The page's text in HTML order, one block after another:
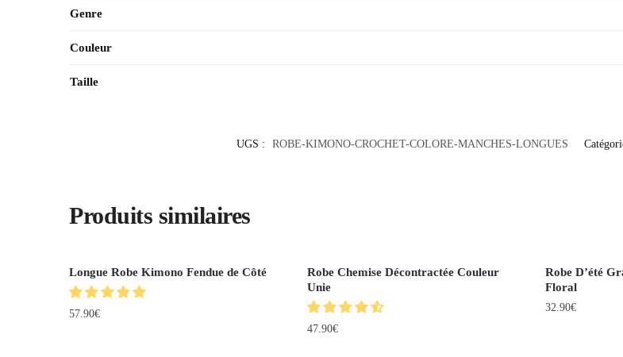
Genre
Couleur
Taille
UGS : ROBE-KIMONO-CROCHET-COLORE-MANCHES-LONGUES
Produits similaires
Longue Robe Kimono Fendue de Côté
57.90€
Robe Chemise Décontractée Couleur
Unie
47.90€
Robe D’été
Floral
32.90€